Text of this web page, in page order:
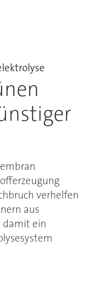
verhelfen
aus
damit ein